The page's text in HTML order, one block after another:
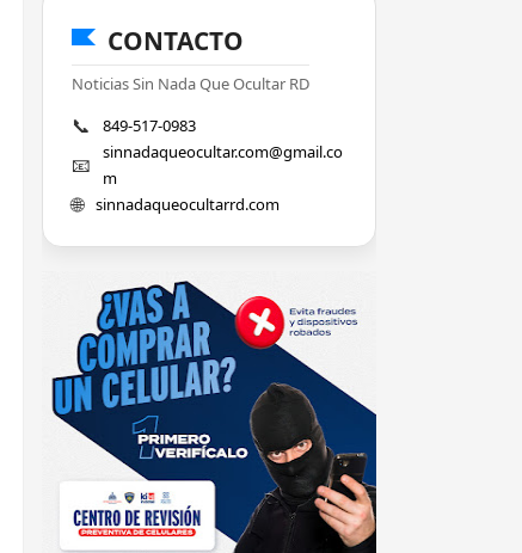
CONTACTO
Noticias Sin Nada Que Ocultar RD
📞 849-517-0983
📧
sinnadaqueocultar.com@gmail.co
m
🌐 sinnadaqueocultarrd.com